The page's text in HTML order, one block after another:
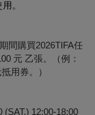
。
間購買2026TIFA任
元 乙張。（例：
用券。）
12:00-18:00